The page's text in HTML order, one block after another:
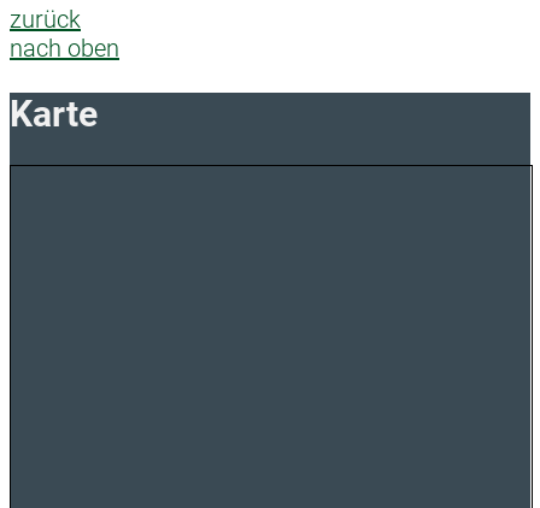
zurück
nach oben
Karte